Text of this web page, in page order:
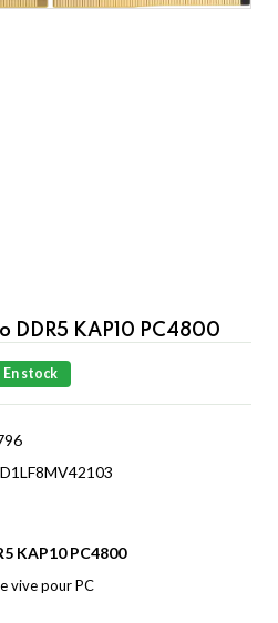
DDR5 KAP10 PC4800
En stock
KAP10 PC4800
vive pour PC